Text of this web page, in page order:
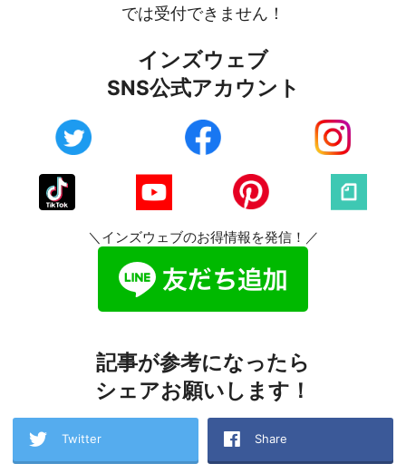
では受付できません！
インズウェブ
SNS公式アカウント
＼インズウェブのお得情報を発信！／
記事が参考になったら
シェアお願いします！
Twitter Share